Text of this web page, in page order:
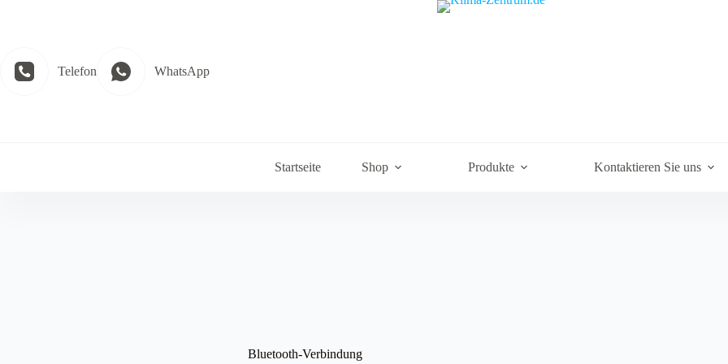
Telefon WhatsApp
Startseite Shop Produkte Kontaktieren Sie uns
Bluetooth-Verbindung